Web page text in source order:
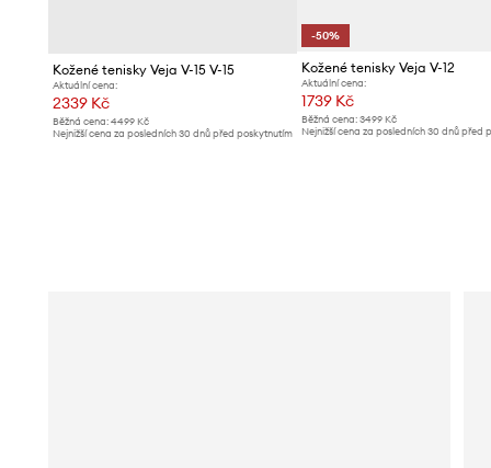
Kožené tenisky Veja V-15 V-15
Aktuální cena:
2339 Kč
Běžná cena: 4499 Kč
Nejnižší cena za posledních 30 dnů před poskytnutím
-50%
Kožené tenisky Veja V-12
Aktuální cena:
1739 Kč
Běžná cena:3499 Kč
Nejnižší cena za posledních 30 dnů před